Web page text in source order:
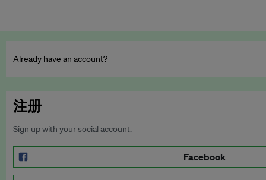
Already have an account?
注册
Sign up with your social account.
Facebook